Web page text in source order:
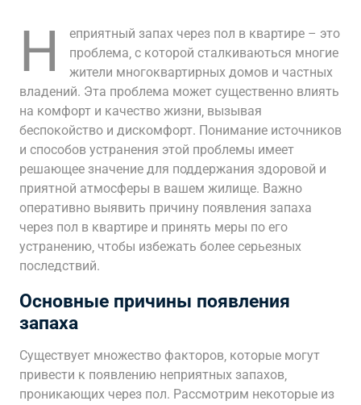
Н
еприятный запах через пол в квартире – это
проблема‚ с которой сталкиваються многие
жители многоквартирных домов и частных
владений. Эта проблема может существенно влиять
на комфорт и качество жизни‚ вызывая
беспокойство и дискомфорт. Понимание источников
и способов устранения этой проблемы имеет
решающее значение для поддержания здоровой и
приятной атмосферы в вашем жилище. Важно
оперативно выявить причину появления запаха
через пол в квартире и принять меры по его
устранению‚ чтобы избежать более серьезных
последствий.
Основные причины появления
запаха
Существует множество факторов‚ которые могут
привести к появлению неприятных запахов‚
проникающих через пол. Рассмотрим некоторые из